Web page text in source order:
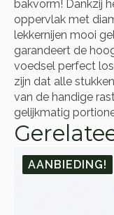
bakvorm! Dankzij
oppervlak met
lekkernijen mooi
garandeert de
voedsel perfect
zijn dat alle
van de handige
gelijkmatig
AANBIEDING!